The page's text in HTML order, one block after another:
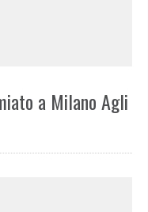
a Milano Agli